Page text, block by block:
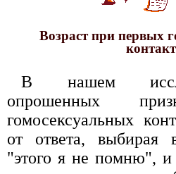
Возраст при первых
В нашем
опрошенных
гомосексуальных
от ответа, выбирая
"этого я не помню",